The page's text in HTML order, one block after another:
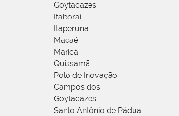
Goytacazes
Itaboraí
Itaperuna
Macaé
Maricá
Quissamã
Polo de Inovação
Campos dos
Goytacazes
Santo Antônio de Pádua